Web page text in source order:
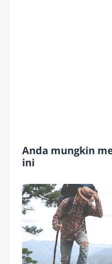
Anda mungkin
ini